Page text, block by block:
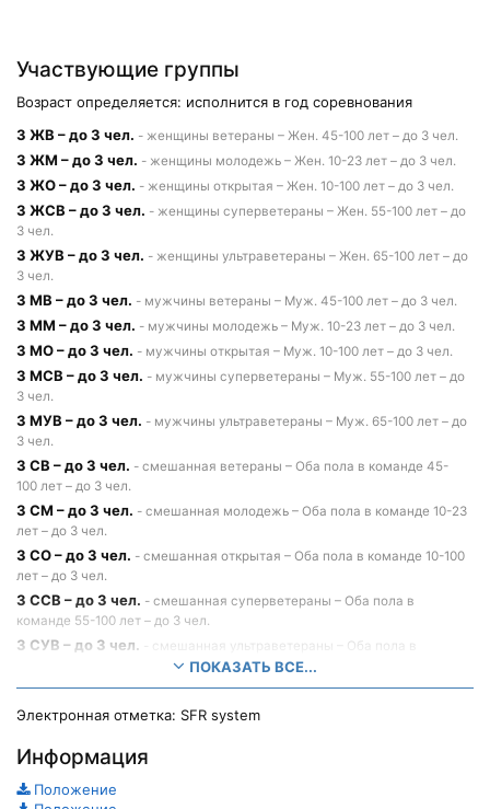
Участвующие группы
Возраст определяется: исполнится в год соревнования
3 ЖВ – до 3 чел. - женщины ветераны – Жен. 45-100 лет – до 3 чел.
3 ЖМ – до 3 чел. - женщины молодежь – Жен. 10-23 лет – до 3 чел.
3 ЖО – до 3 чел. - женщины открытая – Жен. 10-100 лет – до 3 чел.
3 ЖСВ – до 3 чел. - женщины суперветераны – Жен. 55-100 лет – до
3 чел.
3 ЖУВ – до 3 чел. - женщины ультраветераны – Жен. 65-100 лет – до
3 чел.
3 МВ – до 3 чел. - мужчины ветераны – Муж. 45-100 лет – до 3 чел.
3 ММ – до 3 чел. - мужчины молодежь – Муж. 10-23 лет – до 3 чел.
3 МО – до 3 чел. - мужчины открытая – Муж. 10-100 лет – до 3 чел.
3 МСВ – до 3 чел. - мужчины суперветераны – Муж. 55-100 лет – до
3 чел.
3 МУВ – до 3 чел. - мужчины ультраветераны – Муж. 65-100 лет – до
3 чел.
3 СВ – до 3 чел. - смешанная ветераны – Оба пола в команде 45-
100 лет – до 3 чел.
3 СМ – до 3 чел. - смешанная молодежь – Оба пола в команде 10-23
лет – до 3 чел.
3 СО – до 3 чел. - смешанная открытая – Оба пола в команде 10-100
лет – до 3 чел.
3 ССВ – до 3 чел. - смешанная суперветераны – Оба пола в
команде 55-100 лет – до 3 чел.
3 СУВ – до 3 чел. - смешанная ультраветераны – Оба пола в
команде 65-100 лет – до 3 чел.
12 ЖВ – до 3 чел.- женщины ветераны – Жен. 45-100 лет – до 3 чел.
12 ЖМ – до 3 чел.- женщины молодежь – Жен. 16-23 лет – до 3 чел.
12 ЖСВ – до 3 чел.
до 3 чел.
ПОКАЗАТЬ ВСЕ...
Электронная отметка: SFR system
Информация
Положение